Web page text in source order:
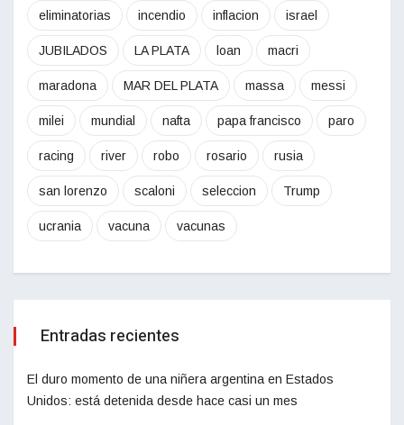
eliminatorias incendio inflacion israel
JUBILADOS LA PLATA loan macri
maradona MAR DEL PLATA massa messi
milei mundial nafta papa francisco paro
racing river robo rosario rusia
san lorenzo scaloni seleccion Trump
ucrania vacuna vacunas
Entradas recientes
El duro momento de una niñera argentina en Estados
Unidos: está detenida desde hace casi un mes